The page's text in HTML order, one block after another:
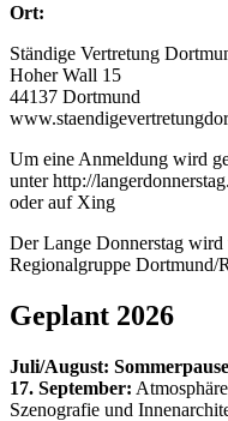
Ort:
Ständige Vertretung
Hoher Wall 15
44137 Dortmund
Um eine Anmeldung wird
unter http://
oder auf Xing
Der Lange Donnerstag
Regionalgruppe Dortmund/
Geplant 2026
Juli/August:
17. September:
Szenografie und